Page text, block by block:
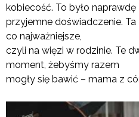
kobiecość. To było naprawdę
przyjemne doświadczenie.
co najważniejsze,
czyli na więzi w rodzinie. Te
moment, żebyśmy razem
mogły się bawić – mama z